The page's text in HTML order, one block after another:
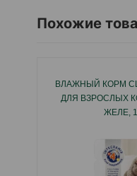
Страна
Похожие
ВЛАЖНЫЙ КОРМ
ДЛЯ ВЗРОСЛЫХ
ЖЕЛЕ,